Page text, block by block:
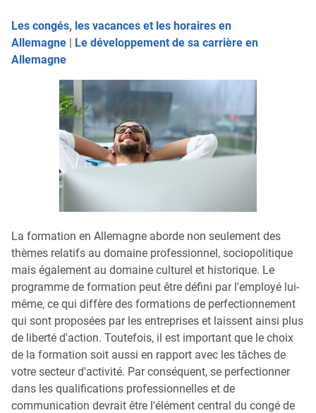
Les congés, les vacances et les horaires en
Allemagne | Le développement de sa carrière en
Allemagne
La formation en Allemagne aborde non seulement des
thèmes relatifs au domaine professionnel, sociopolitique
mais également au domaine culturel et historique. Le
programme de formation peut être défini par l'employé lui-
même, ce qui diffère des formations de perfectionnement
qui sont proposées par les entreprises et laissent ainsi plus
de liberté d'action. Toutefois, il est important que le choix
de la formation soit aussi en rapport avec les tâches de
votre secteur d'activité. Par conséquent, se perfectionner
dans les qualifications professionnelles et de
communication devrait être l'élément central du congé de